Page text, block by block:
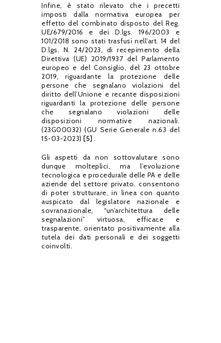
Infine, è stato rilevato che i precetti
imposti dalla normativa europea per
effetto del combinato disposto del Reg.
UE/679/2016 e dei D.lgs. 196/2003 e
101/2018 sono stati trasfusi nell’art. 14 del
D.lgs. N.24/2023, di recepimento della
Direttiva (UE) 2019/1937 del Parlamento
europeo e del Consiglio, del 23 ottobre
2019, riguardante la protezione delle
persone che segnalano violazioni del
diritto dell’Unione e recante disposizioni
riguardanti la protezione delle persone
che segnalano violazioni delle
disposizioni normative nazionali.
(23G00032) (GU Serie Generale n.63 del
15-03-2023) [5] .
Gli aspetti da non sottovalutare sono
dunque molteplici, ma l’evoluzione
tecnologica e procedurale delle PA e delle
aziende del settore privato, consentono
di poter strutturare, in linea con quanto
auspicato dal legislatore nazionale e
sovranazionale, “un’architettura delle
segnalazioni” virtuosa, efficace e
trasparente, orientato positivamente alla
tutela dei dati personali e dei soggetti
coinvolti.